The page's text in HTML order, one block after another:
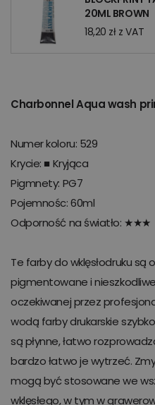
20ML BROWN
18,20 zł z VAT
Charbonnel Aqua wash
Numer koloru: 529
Krycie: ■ Kryjąca
Pigmnety: PG7
Pojemnośc: 60ml
Odporność na światło: ★★★
Te farby do wklęsłodruku są
pigmentowane i
oczekiwanej przez
wodą farby drukarskie
są płynne, łatwo
bardzo łatwo je wytrzeć.
mogą być stosowane we
wklęsłego, w tym w